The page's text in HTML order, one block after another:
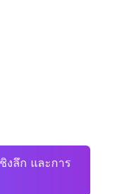
งลึก และการ